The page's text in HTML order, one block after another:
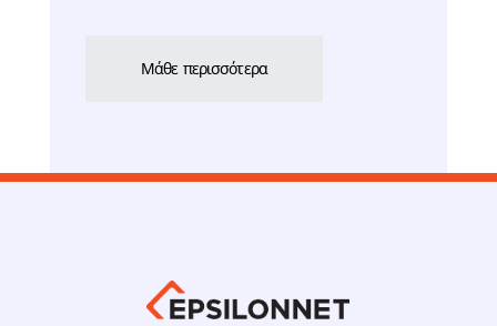
Μάθε περισσότερα